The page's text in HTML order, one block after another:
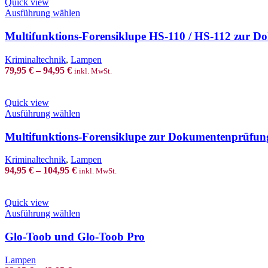
Quick view
Ausführung wählen
has
multiple
variants.
The
options
on
the
product
Multifunktions-Forensiklupe HS-110 / HS-112 zur
Kriminaltechnik, Lampen
79,95 €–94,95 € inkl. MwSt.
Quick view
Ausführung wählen
has
multiple
variants.
The
on
the
product
Multifunktions-Forensiklupe zur
Kriminaltechnik, Lampen
94,95 €– 104,95 € inkl. MwSt.
Quick view
Ausführung wählen
has
multiple
Glo-Toob und Glo-Toob Pro
Lampen